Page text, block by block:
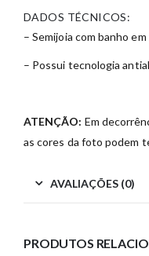
DADOS TÉCNICOS:
– Semijoia com banho
– Possui tecnologia
ATENÇÃO: Em
as cores da foto podem
AVALIAÇÕES (0)
PRODUTOS